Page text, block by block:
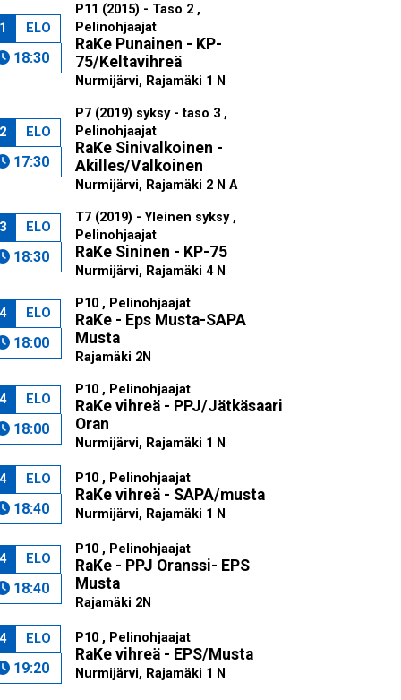
ELO
18:30
P11 (2015) - Taso 2 ,
Pelinohjaajat
RaKe Punainen - KP-
75/Keltavihreä
Nurmijärvi, Rajamäki 1 N
ELO
17:30
P7 (2019) syksy - taso 3 ,
Pelinohjaajat
RaKe Sinivalkoinen -
Akilles/Valkoinen
Nurmijärvi, Rajamäki 2 N A
ELO
18:30
T7 (2019) - Yleinen syksy ,
Pelinohjaajat
RaKe Sininen - KP-75
Nurmijärvi, Rajamäki 4 N
ELO
18:00
P10 , Pelinohjaajat
RaKe - Eps Musta-SAPA
Musta
Rajamäki 2N
ELO
18:00
P10 , Pelinohjaajat
RaKe vihreä - PPJ/Jätkäsaari
Oran
Nurmijärvi, Rajamäki 1 N
ELO
18:40
P10 , Pelinohjaajat
RaKe vihreä - SAPA/musta
Nurmijärvi, Rajamäki 1 N
ELO
18:40
P10 , Pelinohjaajat
RaKe - PPJ Oranssi- EPS
Musta
Rajamäki 2N
ELO
19:20
P10 , Pelinohjaajat
RaKe vihreä - EPS/Musta
Nurmijärvi, Rajamäki 1 N